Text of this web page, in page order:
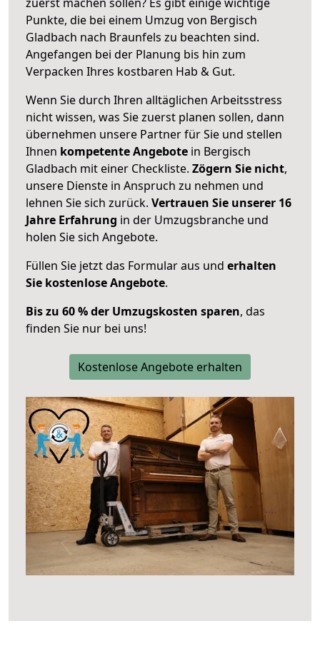
Punkte, die bei einem Umzug von Bergisch
Gladbach nach Braunfels zu beachten sind.
Angefangen bei der Planung bis hin zum
Verpacken Ihres kostbaren Hab & Gut.
Wenn Sie durch Ihren alltäglichen Arbeitsstress
nicht wissen, was Sie zuerst planen sollen, dann
übernehmen unsere Partner für Sie und stellen
Ihnen kompetente Angebote in Bergisch
Gladbach mit einer Checkliste. Zögern Sie nicht,
unsere Dienste in Anspruch zu nehmen und
lehnen Sie sich zurück. Vertrauen Sie unserer 16
Jahre Erfahrung in der Umzugsbranche und
holen Sie sich Angebote.
Füllen Sie jetzt das Formular aus und erhalten
Sie kostenlose Angebote.
Bis zu 60 % der Umzugskosten sparen, das
finden Sie nur bei uns!
Kostenlose Angebote erhalten